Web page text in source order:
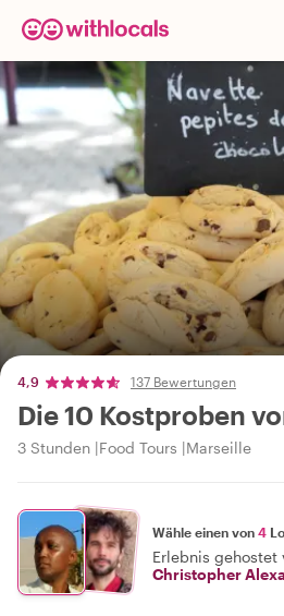
4,9 137 Bewertungen
Die 10 Kostproben
3 Stunden Food Tours Marseille
Wähle einen von 4
Erlebnis gehostet
Christopher